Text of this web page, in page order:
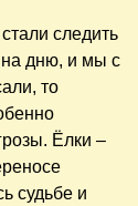
следить
на дню, и мы с
то
Ёлки –
судьбе и